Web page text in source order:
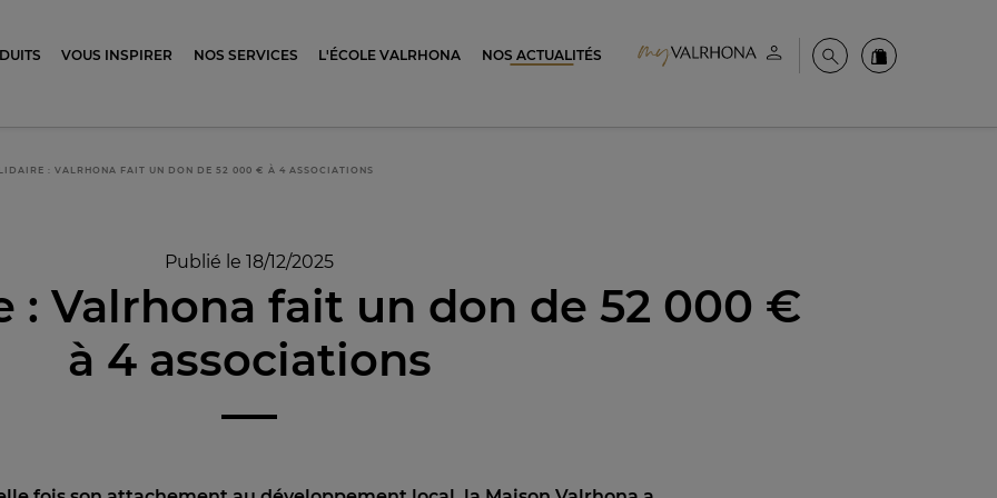
Espace client RechercheCommandez
VOUS INSPIRER NOS SERVICES L'ÉCOLE VALRHONA NOS ACTUALITÉS
: VALRHONA FAIT UN DON DE 52 000 € À 4 ASSOCIATIONS
Publié le 18/12/2025
: Valrhona fait un don de 52 000 €
à 4 associations